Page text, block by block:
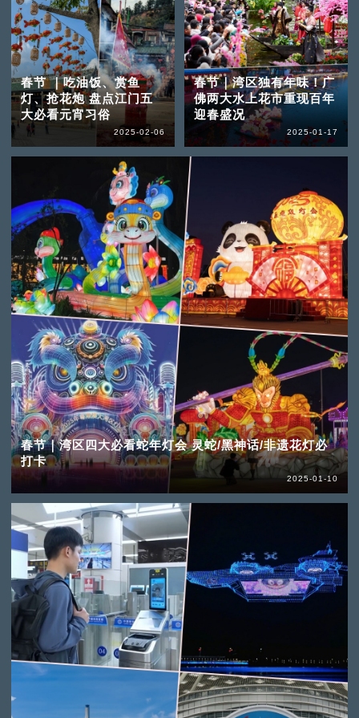
春节 ｜吃油饭、赏鱼
灯、抢花炮 盘点江门五
大必看元宵习俗
2025-02-06
春节｜湾区独有年味！广
佛两大水上花市重现百年
迎春盛况
2025-01-17
春节｜湾区四大必看蛇年灯会 灵蛇/黑神话/非遗花灯必
打卡
2025-01-10